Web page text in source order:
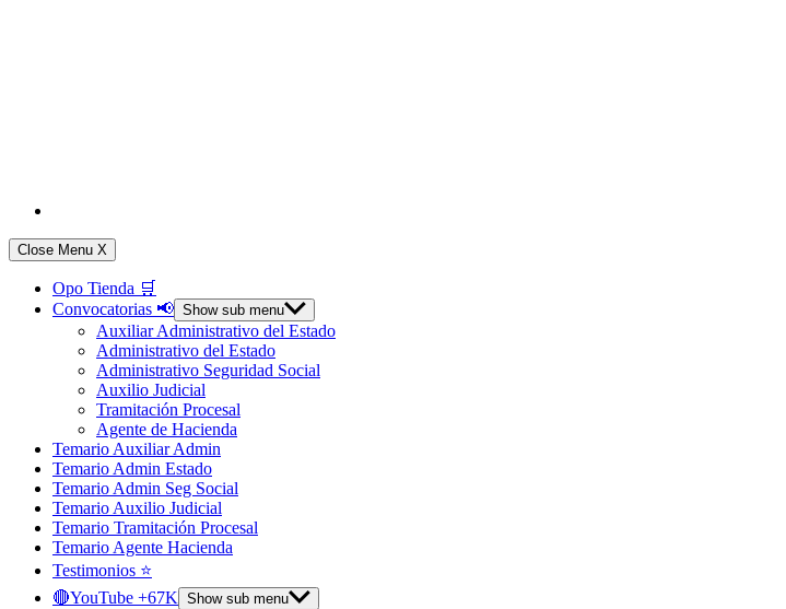
Close Menu X
Opo Tienda 🛒
Convocatorias 📢 Show sub menu
Auxiliar Administrativo del Estado
Administrativo del Estado
Administrativo Seguridad Social
Auxilio Judicial
Tramitación Procesal
Agente de Hacienda
Temario Auxiliar Admin
Temario Admin Estado
Temario Admin Seg Social
Temario Auxilio Judicial
Temario Tramitación Procesal
Temario Agente Hacienda
Testimonios ⭐️
🔴YouTube +67K Show sub menu